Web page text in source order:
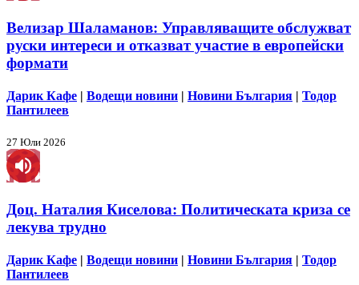
Велизар Шаламанов: Управляващите обслужват
руски интереси и отказват участие в европейски
формати
Дарик Кафе | Водещи новини | Новини България | Тодор
Пантилеев
27 Юли 2026
Доц. Наталия Киселова: Политическата криза се
лекува трудно
Дарик Кафе | Водещи новини | Новини България | Тодор
Пантилеев